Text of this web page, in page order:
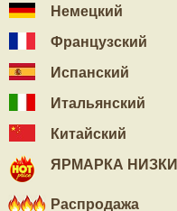
Немецкий
Французский
Испанский
Итальянский
Китайский
ЯРМАРКА
Распродажа